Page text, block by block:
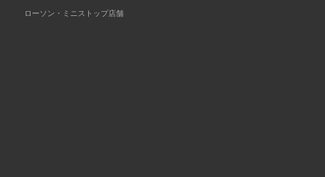
ローソン・ミニストップ店舗